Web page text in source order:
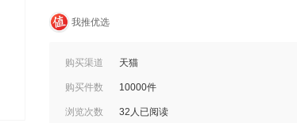
我推优选
购买渠道 天猫
购买件数 10000件
浏览次数 32人已阅读